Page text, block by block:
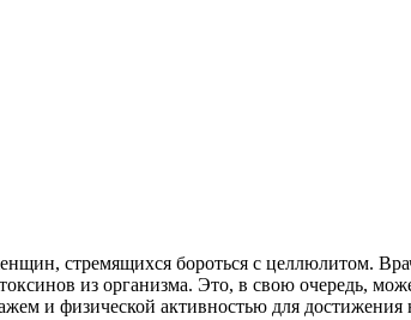
стремящихся бороться с целлюлитом.
из организма. Это, в свою очередь,
и физической активностью для достижения